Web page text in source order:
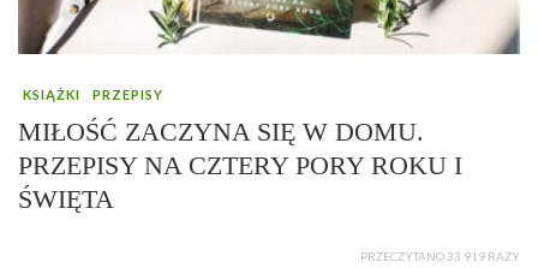
KSIĄŻKI PRZEPISY
MIŁOŚĆ ZACZYNA SIĘ W DOMU.
PRZEPISY NA CZTERY PORY ROKU I
ŚWIĘTA
PRZECZYTANO 33 919 RAZY